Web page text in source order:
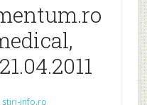
stiri-info.ro